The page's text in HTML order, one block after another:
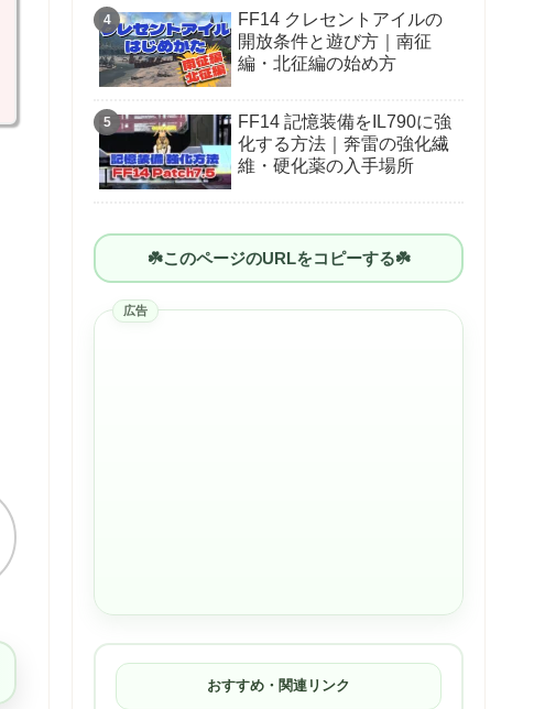
FF14 クレセントアイルの
開放条件と遊び方｜南征
編・北征編の始め方
FF14 記憶装備をIL790に強
化する方法｜奔雷の強化繊
維・硬化薬の入手場所
☘️このページのURLをコピーする☘️
広告
おすすめ・関連リンク